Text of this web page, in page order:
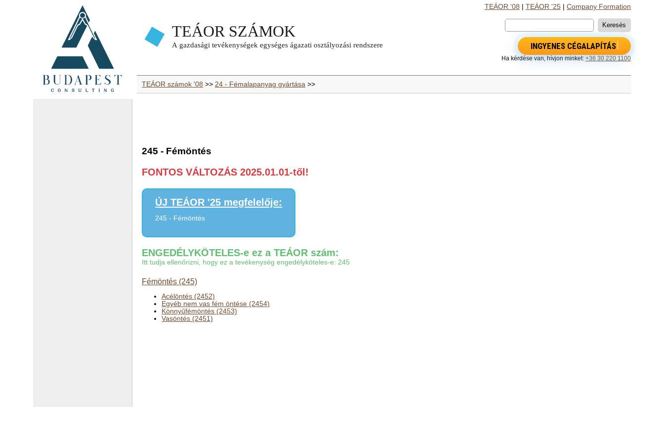
TEÁOR '08 TEÁOR '25| Company Formation
INGYENES CÉGALAPÍTÁS
Ha kérdése van, hívjon minket: +36 30 220 1100
TEÁOR számok '08 >>24 - Fémalapanyag gyártása >>
245 - Fémöntés
FONTOS VÁLTOZÁS 2025.01.01-től!
ÚJ TEÁOR '25 megfelelője:
245 - Fémöntés
ENGEDÉLYKÖTELES-e ez a TEÁOR szám:
Itt tudja ellenőrizni, hogy ez a tevékenység engedélyköteles-e: 245
Fémöntés (245)
Acélöntés (2452)
Egyéb nem vas fém öntése (2454)
Könnyűfémöntés (2453)
Vasöntés (2451)